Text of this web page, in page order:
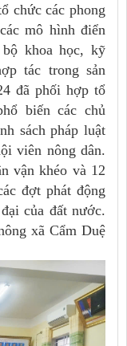
chức các phong
mô hình điển
khoa học, kỹ
tác trong sản
đã phối hợp tổ
biến các chủ
sách pháp luật
viên nông dân.
vận khéo và 12
đợt phát động
của đất nước.
xã Cẩm Duệ